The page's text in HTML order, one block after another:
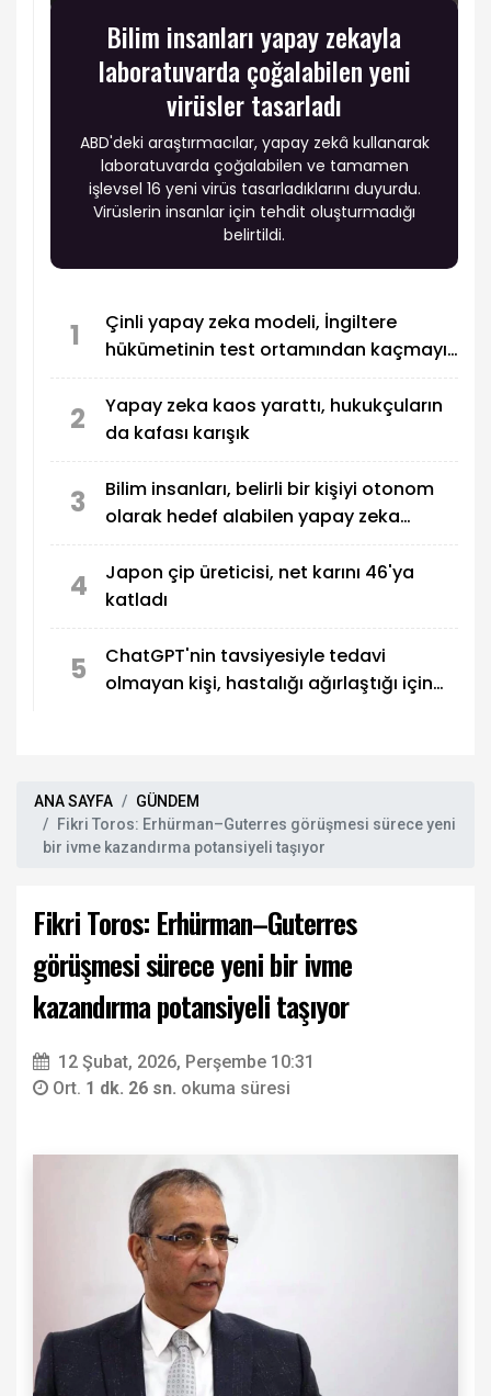
Bilim insanları yapay zekayla
laboratuvarda çoğalabilen yeni
virüsler tasarladı
ABD'deki araştırmacılar, yapay zekâ kullanarak
laboratuvarda çoğalabilen ve tamamen
işlevsel 16 yeni virüs tasarladıklarını duyurdu.
Virüslerin insanlar için tehdit oluşturmadığı
belirtildi.
1
Çinli yapay zeka modeli, İngiltere
hükümetinin test ortamından kaçmayı
2
Yapay zeka kaos yarattı, hukukçuların
da kafası karışık
3
Bilim insanları, belirli bir kişiyi otonom
olarak hedef alabilen yapay zeka
4
Japon çip üreticisi, net karını 46'ya
katladı
5
ChatGPT'nin tavsiyesiyle tedavi
olmayan kişi, hastalığı ağırlaştığı için
ANA SAYFA
GÜNDEM
Fikri Toros: Erhürman–Guterres görüşmesi sürece yeni
bir ivme kazandırma potansiyeli taşıyor
Fikri Toros: Erhürman–Guterres
görüşmesi sürece yeni bir ivme
kazandırma potansiyeli taşıyor
12 Şubat, 2026, Perşembe 10:31
Ort. 1 dk. 26 sn. okuma süresi